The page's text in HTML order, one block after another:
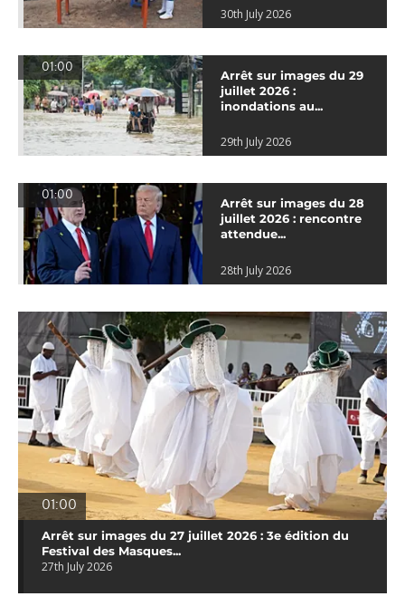
30th July 2026
01:00
Arrêt sur images du 29
juillet 2026 :
inondations au...
29th July 2026
01:00
Arrêt sur images du 28
juillet 2026 : rencontre
attendue...
28th July 2026
01:00
Arrêt sur images du 27 juillet 2026 : 3e édition du
Festival des Masques...
27th July 2026